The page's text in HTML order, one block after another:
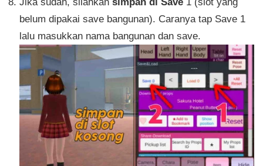
belum dipakai save bangunan). Caranya tap Save 1
lalu masukkan nama bangunan dan save.